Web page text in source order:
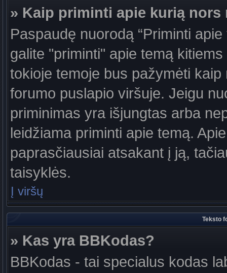
» Kaip priminti apie kurią nors
Paspaudę nuorodą “Priminti
galite "priminti" apie temą
tokioje temoje bus pažymėti
forumo puslapio viršuje. Jeigu
priminimas yra išjungtas arba
leidžiama priminti apie temą.
paprasčiausiai atsakant į ją,
taisyklės.
Į viršų
Teksto
» Kas yra BBKodas?
BBKodas - tai specialus kodas